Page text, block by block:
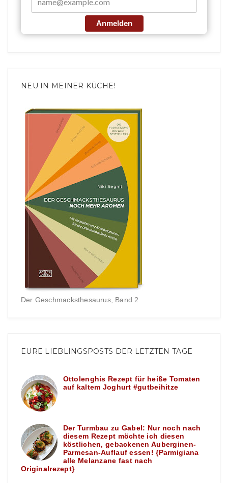
Anmelden
NEU IN MEINER KÜCHE!
Der Geschmacksthesaurus, Band 2
EURE LIEBLINGSPOSTS DER LETZTEN TAGE
Ottolenghis Rezept für heiße Tomaten
auf kaltem Joghurt #gutbeihitze
Der Turmbau zu Gabel: Nur noch nach
diesem Rezept möchte ich diesen
köstlichen, gebackenen Auberginen-
Parmesan-Auflauf essen! {Parmigiana
alle Melanzane fast nach
Originalrezept}